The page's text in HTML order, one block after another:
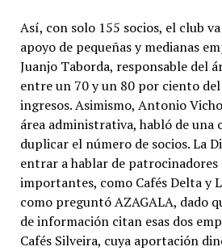
Así, con solo 155 socios, el club
apoyo de pequeñas y medianas
Juanjo Taborda, responsable del
entre un 70 y un 80 por ciento
ingresos. Asimismo, Antonio
área administrativa, habló de una
duplicar el número de socios. La
entrar a hablar de
importantes, como Cafés Delta y
como preguntó AZAGALA, dado
de información citan esas dos
Cafés Silveira, cuya aportación